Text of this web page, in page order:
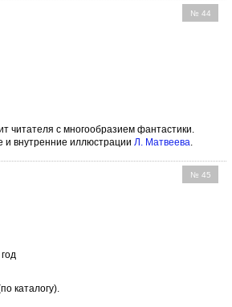
№ 44
читателя с многообразием фантастики.
и внутренние иллюстрации Л. Матвеева.
№ 45
каталогу).